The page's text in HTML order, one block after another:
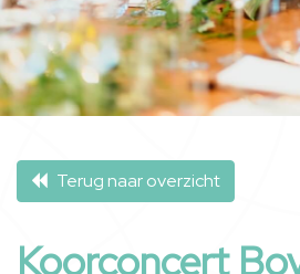
Terug naar overzicht
Koorconcert